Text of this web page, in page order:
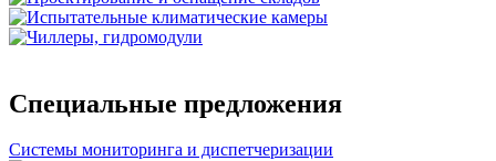
Специальные предложения
Системы мониторинга и диспетчеризации